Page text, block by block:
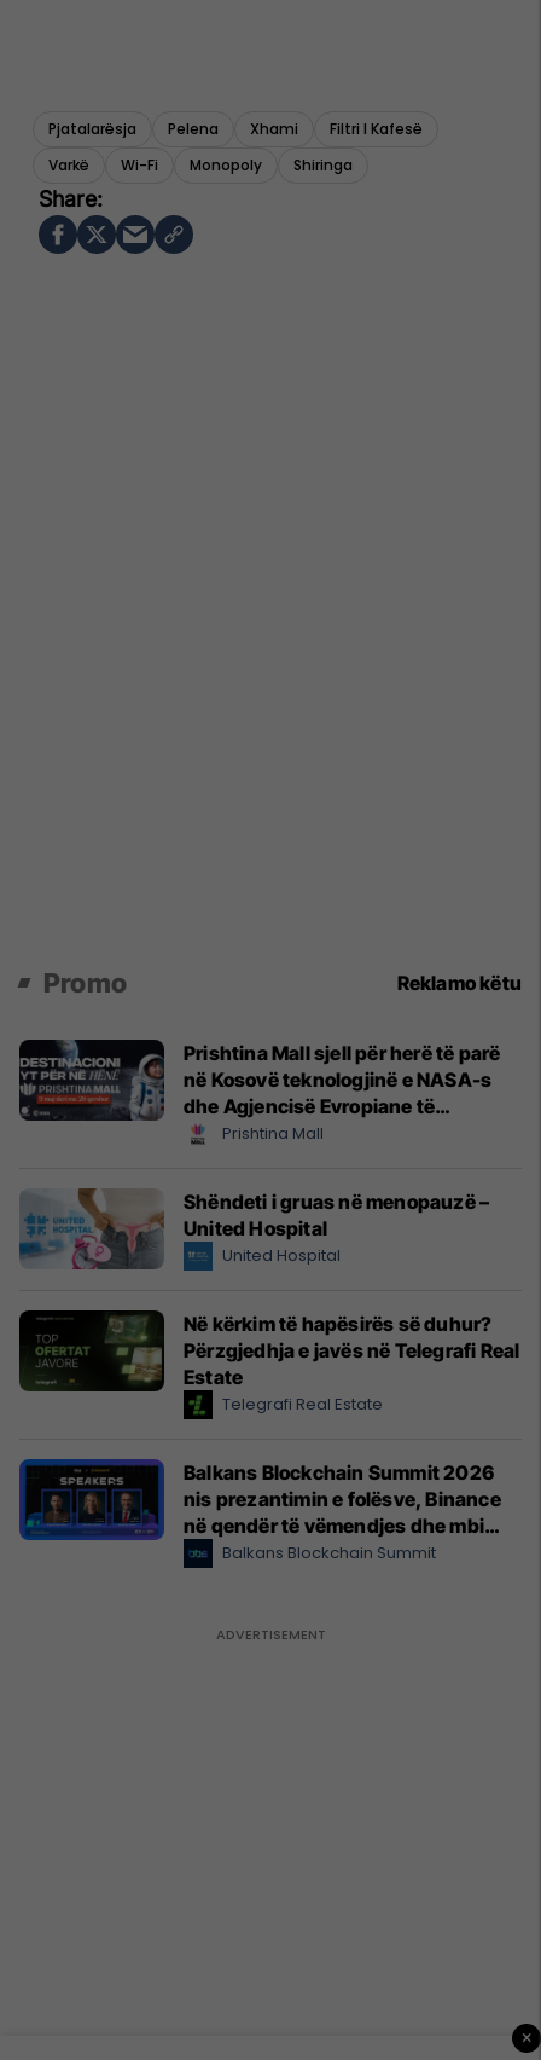
Pjatalarësja Pelena Xhami
Filtri I Kafesë
Varkë
Wi-Fi Monopoly Shiringa
Promo Reklamo këtu
Prishtina Mall sjell për herë të parë
në Kosovë teknologjinë e NASA-s
dhe Agjencisë Evropiane të
Hapësirës (ESA)
Prishtina Mall
Shëndeti i gruas në menopauzë –
United Hospital
United Hospital
Në kërkim të hapësirës së duhur?
Përzgjedhja e javës në Telegrafi Real
Estate
Telegrafi Real Estate
Balkans Blockchain Summit 2026
nis prezantimin e folësve, Binance
në qendër të vëmendjes dhe mbi
$10,000 giveaway për
Balkans Blockchain Summit
×